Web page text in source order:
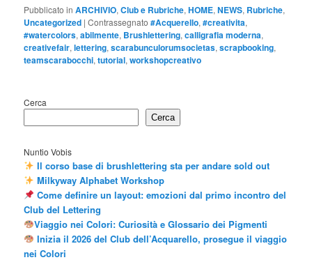
Pubblicato in ARCHIVIO,Club e Rubriche,HOME,NEWS, Rubriche,
Uncategorized |Contrassegnato #Acquerello,#creativita,
#watercolors,abilmente, Brushlettering,calligrafia moderna,
creativefair,lettering,scarabunculorumsocietas,scrapbooking,
teamscarabocchi,tutorial,workshopcreativo
Cerca
Cerca
Nuntio Vobis
Il corso base di brushlettering sta per andare sold out
Milkyway Alphabet Workshop
Come definire un layout: emozioni dal primo incontro del
Club del Lettering
Viaggio nei Colori: Curiosità e Glossario dei Pigmenti
Inizia il 2026 del Club dell’Acquarello, prosegue il viaggio
nei Colori